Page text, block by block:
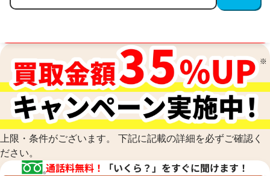
上限・条件がございます。 下記に記載の詳細を必ずご確認く
ださい。
通話料無料！ 「いくら？」をすぐに聞けます！